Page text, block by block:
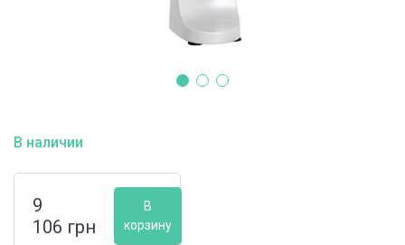
В наличии
9
106 грн
В
корзину